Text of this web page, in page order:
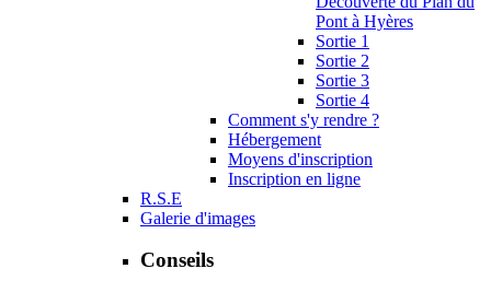
Pont à Hyères
Sortie 1
Sortie 2
Sortie 3
Sortie 4
Comment s'y rendre ?
Hébergement
Moyens d'inscription
Inscription en ligne
R.S.E
Galerie d'images
Conseils